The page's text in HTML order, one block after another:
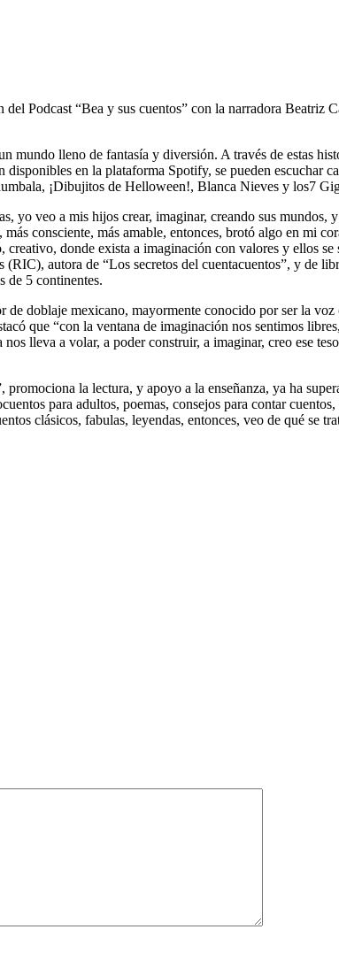
Podcast “Bea y sus cuentos” con la narradora
mundo lleno de fantasía y diversión. A través de estas
en la plataforma Spotify, se pueden escuchar
¡Dibujitos de Helloween!, Blanca Nieves y los7
yo veo a mis hijos crear, imaginar, creando sus
consciente, más amable, entonces, brotó algo en mi
donde exista a imaginación con valores y ellos
autora de “Los secretos del cuentacuentos”, y de
de 5 continentes.
doblaje mexicano, mayormente conocido por ser la
que “con la ventana de imaginación nos sentimos
lleva a volar, a poder construir, a imaginar, creo ese
la lectura, y apoyo a la enseñanza, ya ha
para adultos, poemas, consejos para contar
clásicos, fabulas, leyendas, entonces, veo de qué se